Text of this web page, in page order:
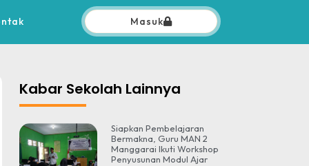
Masuk
Kabar Sekolah Lainnya
Siapkan Pembelajaran
Bermakna, Guru MAN 2
Manggarai Ikuti Workshop
Penyusunan Modul Ajar